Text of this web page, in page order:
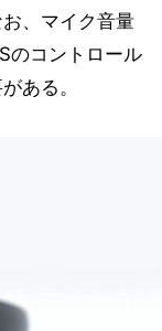
、マイク音量
のコントロール
ある。